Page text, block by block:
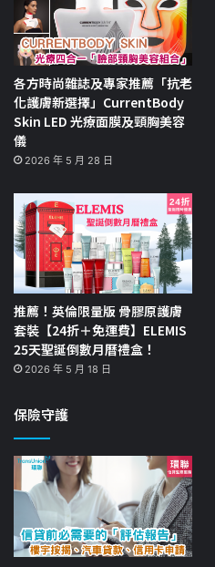
各方時尚雜誌及專家推薦「抗老
化護膚新選擇」CurrentBody
Skin LED 光療面膜及頸胸美容
儀
2026 年 5 月 28 日
推薦！英倫限量版 骨膠原護膚
套裝【24折＋免運費】ELEMIS
25天聖誕倒數月曆禮盒！
2026 年 5 月 18 日
保險守護